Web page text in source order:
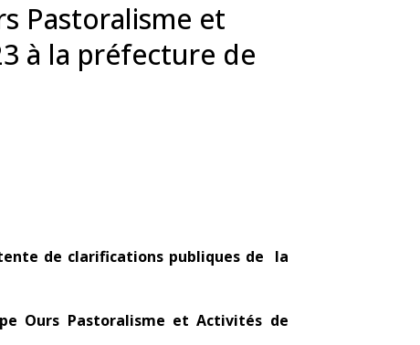
Pastoralisme et
à la préfecture de
de clarifications publiques de la
Ours Pastoralisme et Activités de